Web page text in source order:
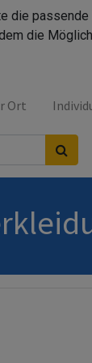
die passende
die
Ort